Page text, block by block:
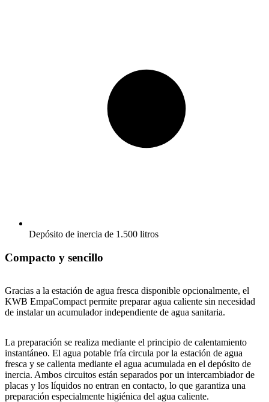
Depósito de inercia de 1.500 litros
Compacto y sencillo
Gracias a la estación de agua fresca disponible opcionalmente, el
KWB EmpaCompact permite preparar agua caliente sin necesidad
de instalar un acumulador independiente de agua sanitaria.
La preparación se realiza mediante el principio de calentamiento
instantáneo. El agua potable fría circula por la estación de agua
fresca y se calienta mediante el agua acumulada en el depósito de
inercia. Ambos circuitos están separados por un intercambiador de
placas y los líquidos no entran en contacto, lo que garantiza una
preparación especialmente higiénica del agua caliente.